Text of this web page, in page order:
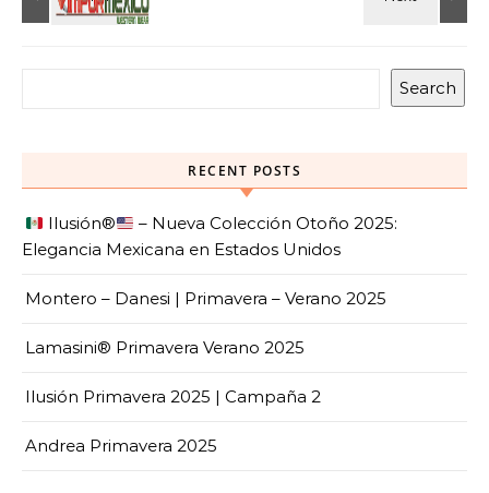
Search
RECENT POSTS
Ilusión®️
– Nueva Colección Otoño 2025:
Elegancia Mexicana en Estados Unidos
Montero – Danesi | Primavera – Verano 2025
Lamasini® Primavera Verano 2025
Ilusión Primavera 2025 | Campaña 2
Andrea Primavera 2025